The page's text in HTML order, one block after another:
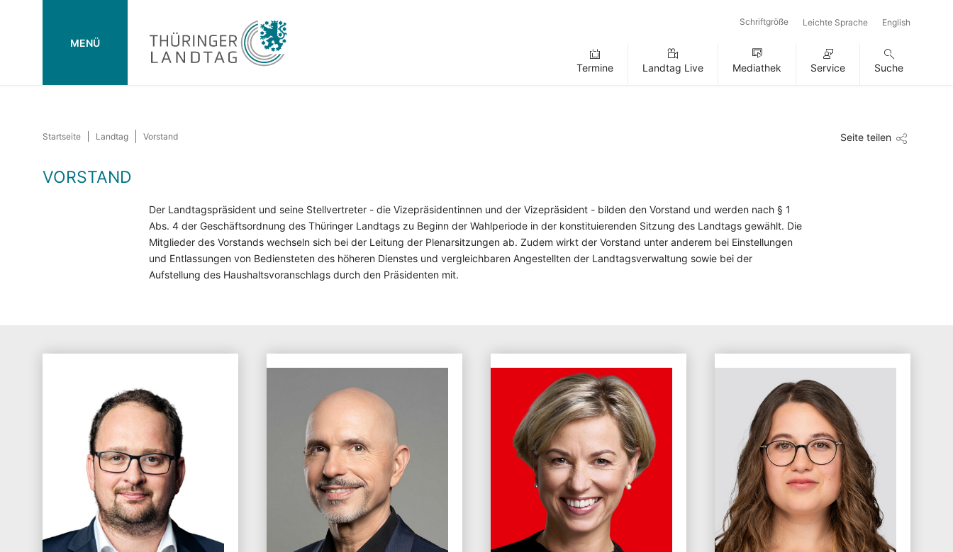
MENÜ
Schriftgröße Leichte Sprache English
Termine Landtag Live Mediathek Service Suche
Startseite Landtag Vorstand Seite teilen
VORSTAND
Der Landtagspräsident und seine Stellvertreter - die Vizepräsidentinnen und der Vizepräsident - bilden den Vorstand und werden nach § 1
Abs. 4 der Geschäftsordnung des Thüringer Landtags zu Beginn der Wahlperiode in der konstituierenden Sitzung des Landtags gewählt. Die
Mitglieder des Vorstands wechseln sich bei der Leitung der Plenarsitzungen ab. Zudem wirkt der Vorstand unter anderem bei Einstellungen
und Entlassungen von Bediensteten des höheren Dienstes und vergleichbaren Angestellten der Landtagsverwaltung sowie bei der
Aufstellung des Haushaltsvoranschlags durch den Präsidenten mit.